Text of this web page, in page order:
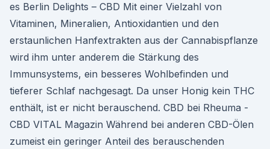
es Berlin Delights – CBD Mit einer Vielzahl von
Vitaminen, Mineralien, Antioxidantien und den
erstaunlichen Hanfextrakten aus der Cannabispflanze
wird ihm unter anderem die Stärkung des
Immunsystems, ein besseres Wohlbefinden und
tieferer Schlaf nachgesagt. Da unser Honig kein THC
enthält, ist er nicht berauschend. CBD bei Rheuma -
CBD VITAL Magazin Während bei anderen CBD-Ölen
zumeist ein geringer Anteil des berauschenden